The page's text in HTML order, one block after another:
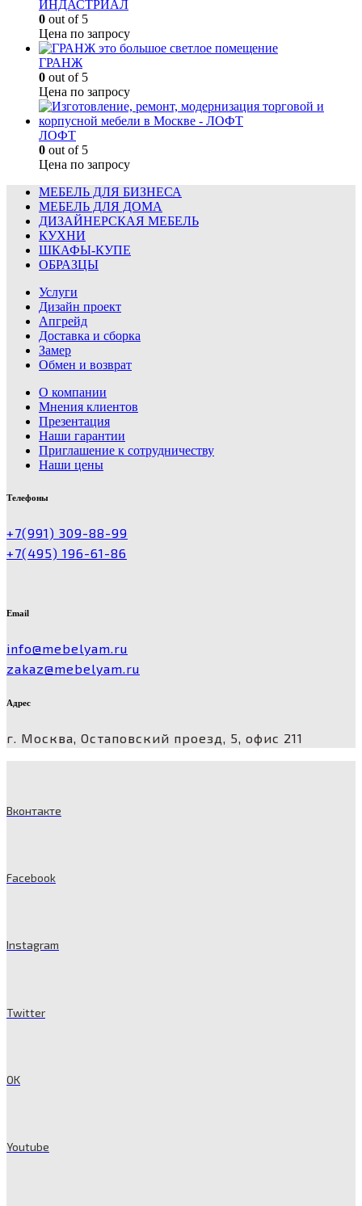
ИНДАСТРИАЛ
0 out of 5
Цена по запросу
ГРАНЖ
0 out of 5
Цена по запросу
ЛОФТ
0 out of 5
Цена по запросу
МЕБЕЛЬ ДЛЯ БИЗНЕСА
МЕБЕЛЬ ДЛЯ ДОМА
ДИЗАЙНЕРСКАЯ МЕБЕЛЬ
КУХНИ
ШКАФЫ-КУПЕ
ОБРАЗЦЫ
Услуги
Дизайн проект
Апгрейд
Доставка и сборка
Замер
Обмен и возврат
О компании
Мнения клиентов
Презентация
Наши гарантии
Приглашение к сотрудничеству
Наши цены
Телефоны
+7(991) 309-88-99
+7(495) 196-61-86
Email
info@mebelyam.ru
zakaz@mebelyam.ru
Адрес
г. Москва, Остаповский проезд, 5, офис 211
Вконтакте
Facebook
Instagram
Twitter
OK
Youtube